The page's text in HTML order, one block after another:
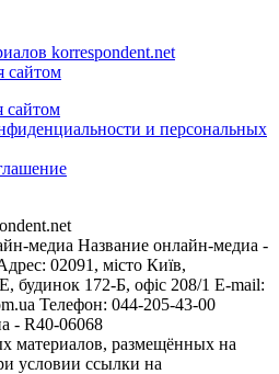
korrespondent.net
сайтом
сайтом
и персональных
медиа Название онлайн-медиа -
02091, місто Київ,
172-Б, офіс 208/1 E-mail:
Телефон: 044-205-43-00
- R40-06068
материалов, размещённых на
условии ссылки на